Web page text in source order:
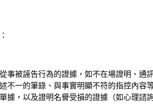
事被誣告行為的證據，如不在場證明、通
不一的筆錄、與事實明顯不符的指控內容
據，以及證明名譽受損的證據（如心理諮